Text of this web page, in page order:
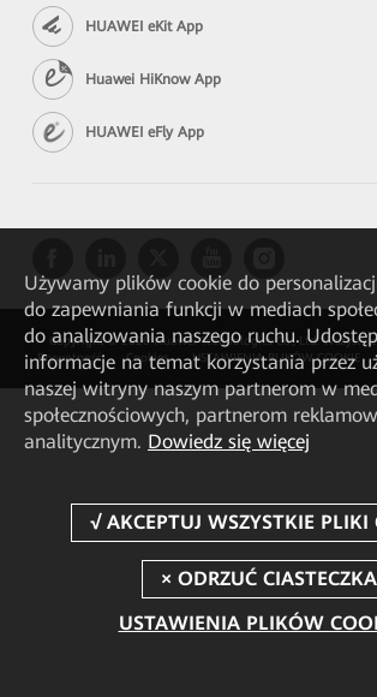
HUAWEI eKit App
Huawei HiKnow App
HUAWEI eFly App
Copyright © 2026 Huawei Technologies Co., Ltd.
Prywatność
Cookies USTAWIENIA PLIKÓW COOKIE
Używamy plików cookie do
do zapewniania funkcji w mediach
do analizowania naszego ruchu.
informacje na temat korzystania przez
naszej witryny naszym partnerom w
społecznościowych, partnerom
analitycznym. Dowiedz się więcej
USTAWIENIA PLIKÓW